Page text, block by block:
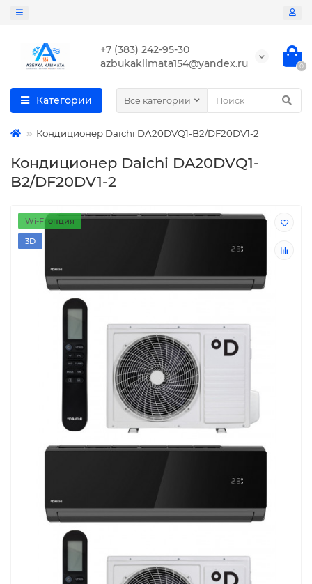
+7 (383) 242-95-30
azbukaklimata154@yandex.ru
0
Категории Все категории
Кондиционер Daichi DA20DVQ1-B2/DF20DV1-2
Кондиционер Daichi DA20DVQ1-
B2/DF20DV1-2
Wi-Fi опция
3D